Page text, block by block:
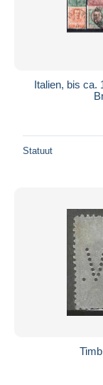
Italien, bis ca.
Statuut